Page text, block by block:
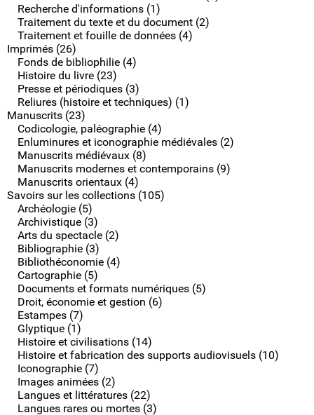
Recherche d'informations (1)
Traitement du texte et du document (2)
Traitement et fouille de données (4)
Imprimés (26)
Fonds de bibliophilie (4)
Histoire du livre (23)
Presse et périodiques (3)
Reliures (histoire et techniques) (1)
Manuscrits (23)
Codicologie, paléographie (4)
Enluminures et iconographie médiévales (2)
Manuscrits médiévaux (8)
Manuscrits modernes et contemporains (9)
Manuscrits orientaux (4)
Savoirs sur les collections (105)
Archéologie (5)
Archivistique (3)
Arts du spectacle (2)
Bibliographie (3)
Bibliothéconomie (4)
Cartographie (5)
Documents et formats numériques (5)
Droit, économie et gestion (6)
Estampes (7)
Glyptique (1)
Histoire et civilisations (14)
Histoire et fabrication des supports audiovisuels (10)
Iconographie (7)
Images animées (2)
Langues et littératures (22)
Langues rares ou mortes (3)